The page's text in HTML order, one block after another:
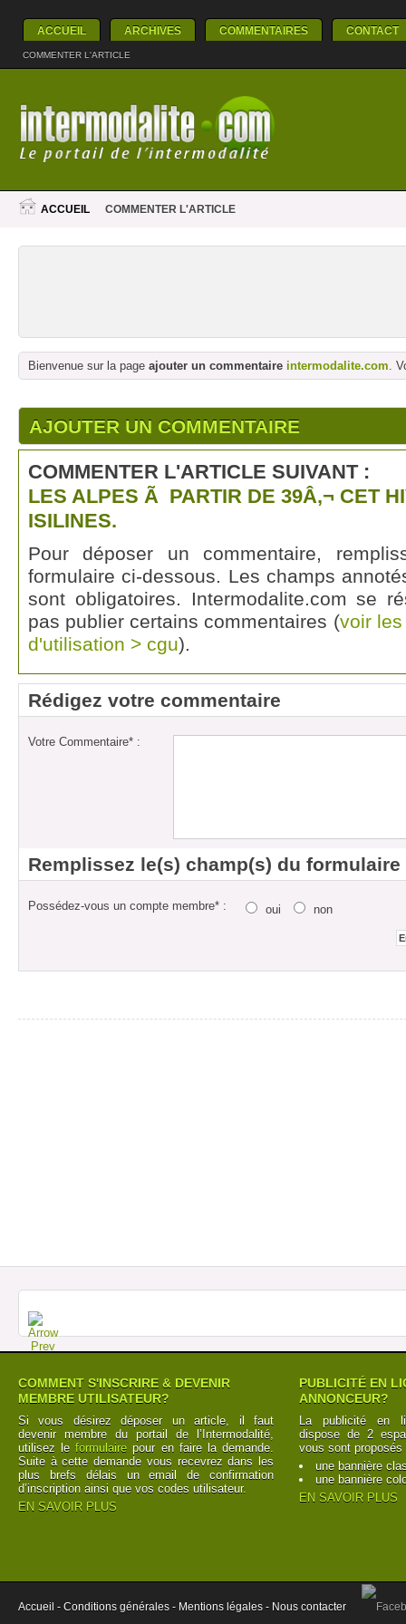
ACCUEIL ARCHIVES COMMENTAIRES CONTACT
COMMENTER L'ARTICLE
ACCUEIL COMMENTER L'ARTICLE
Bienvenue sur la page ajouter un commentaire intermodalite.com.
AJOUTER UN COMMENTAIRE
COMMENTER L'ARTICLE SUIVANT :
LES ALPES Ã PARTIR DE 39Â‚¬ CET
ISILINES.
Pour déposer un commentaire,
formulaire ci-dessous. Les champs
sont obligatoires. Intermodalite.com se
pas publier certains commentaires (voir
d'utilisation > cgu).
Rédigez votre commentaire
Votre Commentaire* :
Remplissez le(s) champ(s) du formulaire
Possédez-vous un compte membre* : oui non
COMMENT S'INSCRIRE & DEVENIR
MEMBRE UTILISATEUR?
Si vous désirez déposer un article, il faut
devenir membre du portail de l’Intermodalité,
utilisez leformulaire pour en faire la demande.
Suite à cette demande vous recevrez dans les
plus brefs délais un email de confirmation
d’inscription ainsi que vos codes utilisateur.
EN SAVOIR PLUS
PUBLICITÉ EN
ANNONCEUR?
La publicité en
dispose de 2
vous sont proposés
une bannière
une bannière
EN SAVOIR PLUS
Accueil - Conditions générales - Mentions légales - Nous contacter